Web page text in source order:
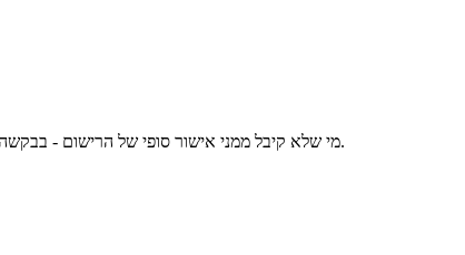
מי שלא קיבל ממני אישור סופי של הרישום - בבקשה לא להירשם כרגע להצגת מאמר. רק מי שקיבך ממני רישום סופי אמור להירשם להצגה בשלב זה. מי שכן נרשם ללא אישור סופי, אנא מחקו את השם שלכם.